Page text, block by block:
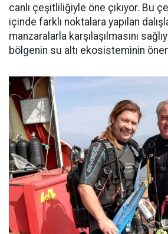
canlı çeşitliliğiyle öne çıkıyor. Bu
içinde farklı noktalara yapılan
manzaralarla karşılaşılmasını
bölgenin su altı ekosisteminin